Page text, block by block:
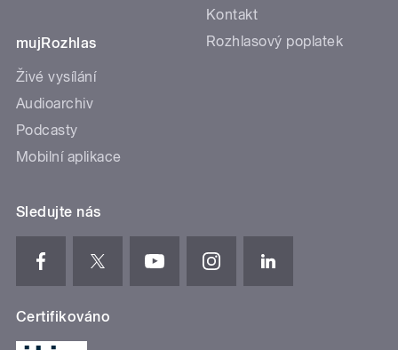
mujRozhlas
Živé vysílání
Audioarchiv
Podcasty
Mobilní aplikace
Kontakt
Rozhlasový poplatek
Sledujte nás
Certifikováno